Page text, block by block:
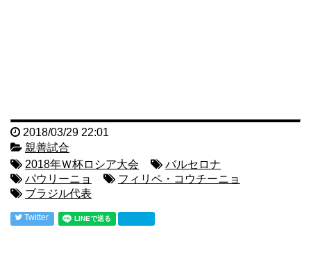
2018/03/29 22:01
親善試合
2018年Ｗ杯ロシア大会
バルセロナ
パウリーニョ
フィリペ・コウチーニョ
ブラジル代表
Twitter